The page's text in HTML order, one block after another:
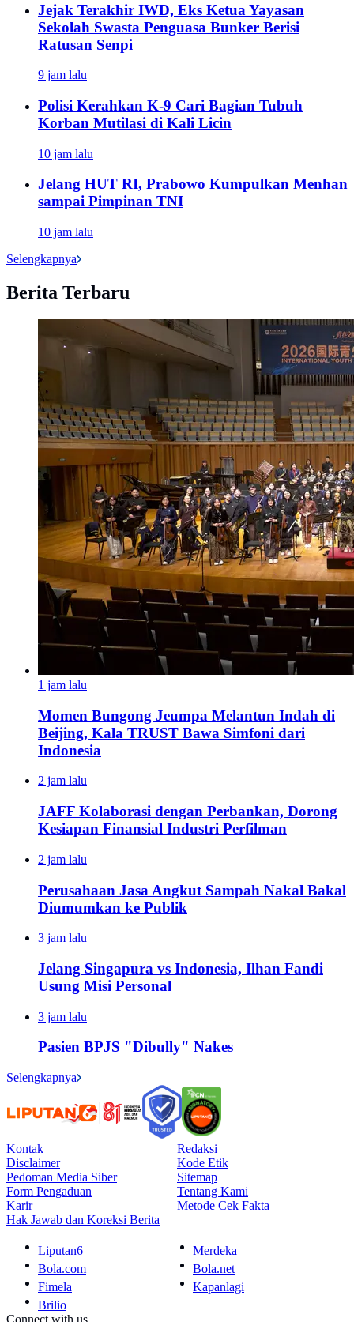
Jejak Terakhir IWD, Eks Ketua Yayasan
Sekolah Swasta Penguasa Bunker Berisi
Ratusan Senpi
9 jam lalu
Polisi Kerahkan K-9 Cari Bagian Tubuh
Korban Mutilasi di Kali Licin
10 jam lalu
Jelang HUT RI, Prabowo Kumpulkan Menhan
sampai Pimpinan TNI
10 jam lalu
Selengkapnya
Berita Terbaru
1 jam lalu
Momen Bungong Jeumpa Melantun Indah di
Beijing, Kala TRUST Bawa Simfoni dari
Indonesia
2 jam lalu
JAFF Kolaborasi dengan Perbankan, Dorong
Kesiapan Finansial Industri Perfilman
2 jam lalu
Perusahaan Jasa Angkut Sampah Nakal Bakal
Diumumkan ke Publik
3 jam lalu
Jelang Singapura vs Indonesia, Ilhan Fandi
Usung Misi Personal
3 jam lalu
Pasien BPJS "Dibully" Nakes
Selengkapnya
Kontak
Redaksi
Disclaimer
Kode Etik
Pedoman Media Siber
Sitemap
Form Pengaduan
Tentang Kami
Karir
Metode Cek Fakta
Hak Jawab dan Koreksi Berita
Liputan6
Merdeka
Bola.com
Bola.net
Fimela
Kapanlagi
Brilio